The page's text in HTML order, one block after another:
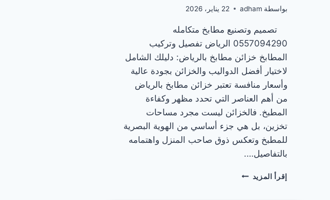
بواسطة adham 22 يناير، 2026
تصميم وتصنيع مطابخ متكامله
0557094290 الرياض تفصيل وتركيب
المطابخ خزائن مطابخ بالرياض: دليلك الشامل
لاختيار أفضل الدواليب والخزائن بجودة عالية
وأسعار منافسة تعتبر خزائن مطابخ بالرياض
من أهم العناصر التي تحدد مظهر وكفاءة
المطبخ. فالخزائن ليست مجرد مساحات
تخزين، بل هي جزء أساسي من الهوية البصرية
للمطبخ وتعكس ذوق صاحب المنزل واهتمامه
بالتفاصيل….
إقرأ المزيد خزائن